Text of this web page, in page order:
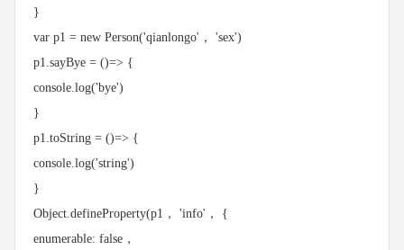
}
var p1 = new Person('qianlongo'， 'sex')
p1.sayBye = ()=> {
console.log('bye')
}
p1.toString = ()=> {
console.log('string')
}
Object.defineProperty(p1， 'info'， {
enumerable: false，